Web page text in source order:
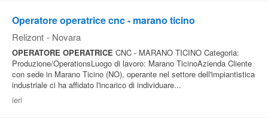
Blog
Operatore operatrice cnc - marano ticino
Relizont - Novara
OPERATORE OPERATRICE CNC - MARANO TICINO Categoria:
Produzione/OperationsLuogo di lavoro: Marano TicinoAzienda Cliente
con sede in Marano Ticino (NO), operante nel settore dell'impiantistica
industriale ci ha affidato l'incarico di individuare...
ieri